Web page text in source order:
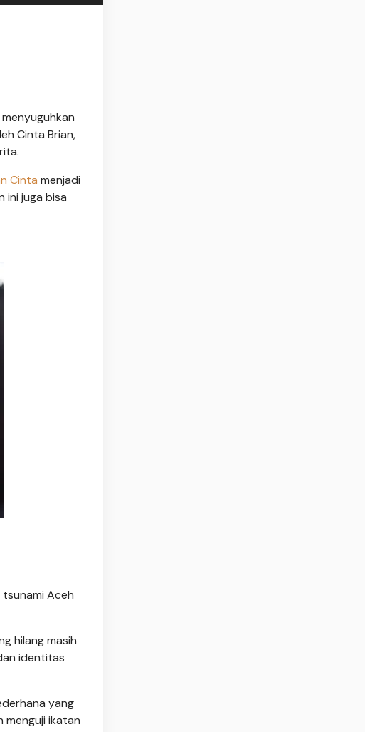
Cinta Brian,
Cinta menjadi
ini juga bisa
Aceh
hilang masih
identitas
yang
menguji ikatan